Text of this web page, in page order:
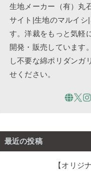
生地メーカー（有）丸
サイト|生地のマルイシ
す。洋裁をもっと気軽
開発・販売しています
し不要な綿ポリダンガ
せください。
最近の投稿
【オリジ